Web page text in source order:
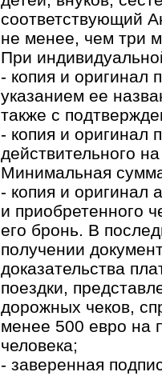
соответствующий
не менее, чем три
При
- копия и оригинал
указанием ее
также с
- копия и оригинал
действительного
Минимальная
- копия и оригинал
и приобретенного
его бронь. В
получении
доказательства
поездки,
дорожных чеков,
менее 500 евро на
человека;
- заверенная